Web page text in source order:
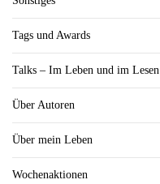
Tags und Awards
Talks – Im Leben und im Lesen
Über Autoren
Über mein Leben
Wochenaktionen